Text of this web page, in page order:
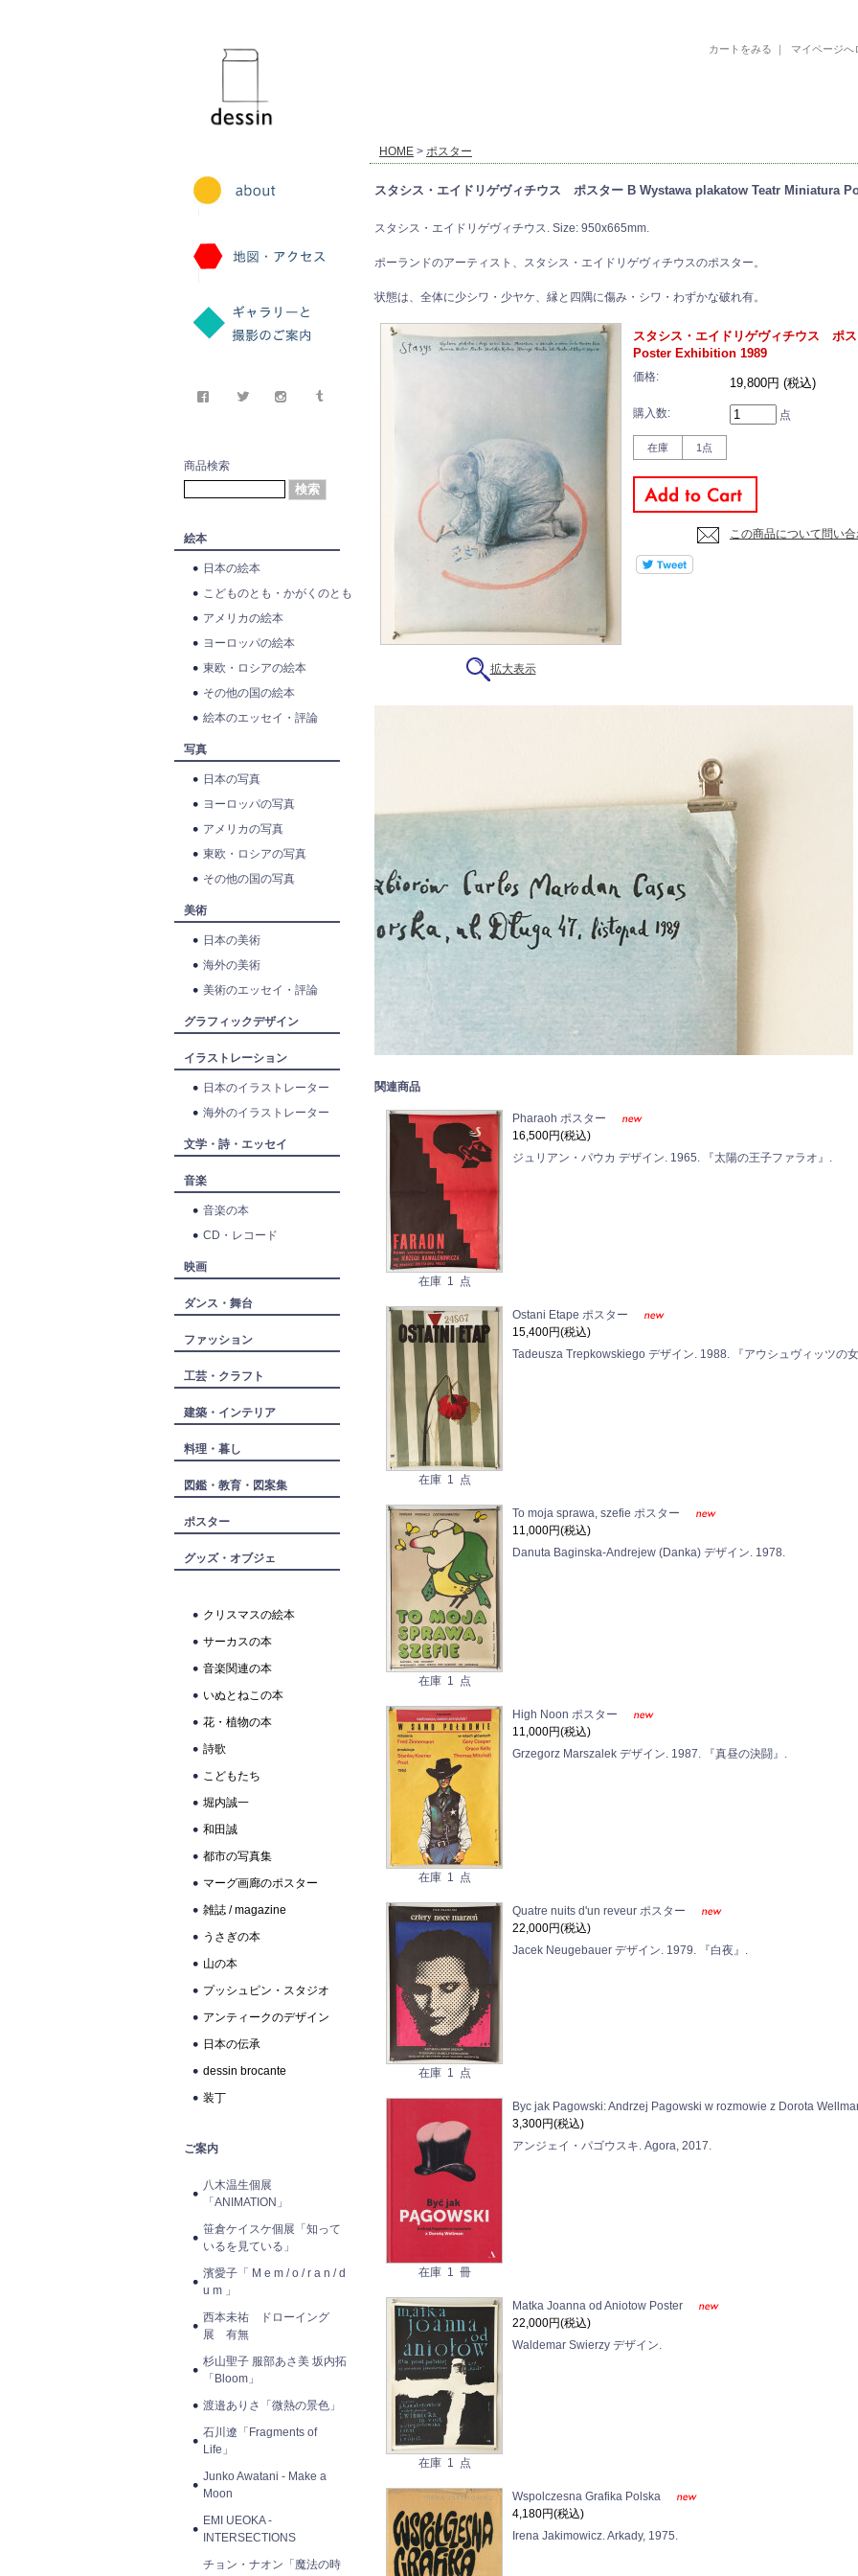
カートをみる ｜ マイページへ
商品検索
絵本
日本の絵本
こどものとも・かがくのとも
アメリカの絵本
ヨーロッパの絵本
東欧・ロシアの絵本
その他の国の絵本
絵本のエッセイ・評論
写真
日本の写真
ヨーロッパの写真
アメリカの写真
東欧・ロシアの写真
その他の国の写真
美術
日本の美術
海外の美術
美術のエッセイ・評論
グラフィックデザイン
イラストレーション
日本のイラストレーター
海外のイラストレーター
文学・詩・エッセイ
音楽
音楽の本
CD・レコード
映画
ダンス・舞台
ファッション
工芸・クラフト
建築・インテリア
料理・暮し
図鑑・教育・図案集
ポスター
グッズ・オブジェ
クリスマスの絵本
サーカスの本
音楽関連の本
いぬとねこの本
花・植物の本
詩歌
こどもたち
堀内誠一
和田誠
都市の写真集
マーグ画廊のポスター
雑誌 / magazine
うさぎの本
山の本
プッシュピン・スタジオ
アンティークのデザイン
日本の伝承
dessin brocante
装丁
ご案内
八木温生個展
「ANIMATION」
笹倉ケイスケ個展「知って
いるを見ている」
濱愛子「 M e m / o / r a n / d
u m 」
西本未祐 ドローイング
展 有無
杉山聖子 服部あさ美 坂内拓
「Bloom」
渡邉ありさ「微熱の景色」
石川遼「Fragments of
Life」
Junko Awatani - Make a
Moon
EMI UEOKA -
INTERSECTIONS
チョン・ナオン「魔法の時
HOME > ポスター
スタシス・エイドリゲヴィチウス ポスター B Wystawa plakatow Teatr Miniatura
スタシス・エイドリゲヴィチウス. Size: 950x665mm.
ポーランドのアーティスト、スタシス・エイドリゲヴィチウスのポスター。
状態は、全体に少シワ・少ヤケ、縁と四隅に傷み・シワ・わずかな破れ有。
拡大表示
スタシス・エイドリゲヴィチウス ポ
Poster Exhibition 1989
価格: 19,800円 (税込)
購入数: 点
在庫 1点
この商品について問い
関連商品
在庫 1 点
Pharaoh ポスター
16,500円(税込)
ジュリアン・パウカ デザイン. 1965. 『太陽の王子ファラオ』.
在庫 1 点
Ostani Etape ポスター
15,400円(税込)
Tadeusza Trepkowskiego デザイン. 1988. 『アウシュヴィッツの
在庫 1 点
To moja sprawa, szefie ポスター
11,000円(税込)
Danuta Baginska-Andrejew (Danka) デザイン. 1978.
在庫 1 点
High Noon ポスター
11,000円(税込)
Grzegorz Marszalek デザイン. 1987. 『真昼の決闘』.
在庫 1 点
Quatre nuits d'un reveur ポスター
22,000円(税込)
Jacek Neugebauer デザイン. 1979. 『白夜』.
在庫 1 冊
Byc jak Pagowski: Andrzej Pagowski w rozmowie z Dorota
3,300円(税込)
アンジェイ・パゴウスキ. Agora, 2017.
在庫 1 点
Matka Joanna od Aniotow Poster
22,000円(税込)
Waldemar Swierzy デザイン.
Wspolczesna Grafika Polska
4,180円(税込)
Irena Jakimowicz. Arkady, 1975.